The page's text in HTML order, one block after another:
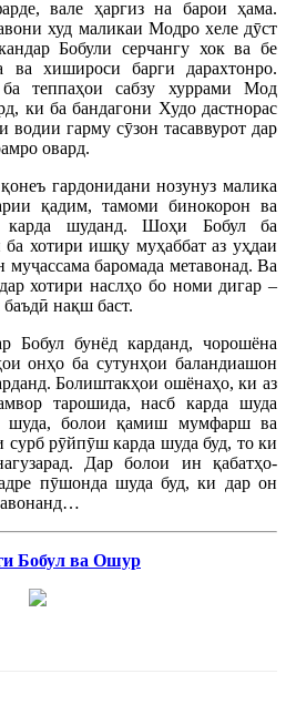
вале ҳаргиз на барои ҳама.
худ маликаи Модро хеле дӯст
Бобули серчангу хок ва бе
ва хишироси барги дарахтонро.
теппаҳои сабзу хуррами Мод
ки ба бандагони Худо дастнорас
водии гарму сӯзон тасаввурот дар
овард.
гардонидани нозунуз малика
қадим, тамоми бинокорон ва
карда шуданд. Шоҳи Бобул ба
хотири ишқу муҳаббат аз уҳдаи
муҷассама баромада метавонад. Ва
хотири наслҳо бо номи дигар –
нақш баст.
Бобул бунёд карданд, чорошёна
онҳо ба сутунҳои баландиашон
Болиштакҳои ошёнаҳо, ки аз
тарошида, насб карда шуда
шуда, болои қамиш мумфарш ва
рӯйпӯш карда шуда буд, то ки
Дар болои ин қабатҳо-
пӯшонда шуда буд, ки дар он
Бобул ва Ошур